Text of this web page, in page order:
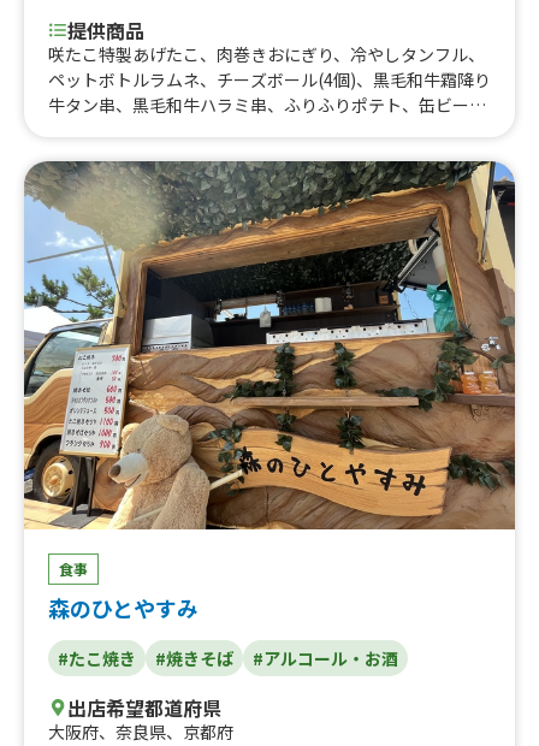
提供商品
咲たこ特製あげたこ、肉巻きおにぎり、冷やしタンフル、
ペットボトルラムネ、チーズボール(4個)、黒毛和牛霜降り
牛タン串、黒毛和牛ハラミ串、ふりふりポテト、缶ビー
さくらソフト、国産黒毛和牛すじ丼、九条ネギ豚汁、ソフ
トアイス、かき氷、ハーブフランク、ナチョチー丼、モダ
ンオムたこ丼、モダンオムたこ、京風たこ焼き
食事
森のひとやすみ
#たこ焼き #焼きそば #アルコール・お酒
出店希望都道府県
大阪府、 奈良県、 京都府